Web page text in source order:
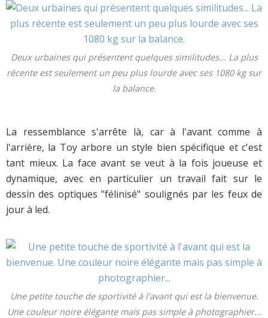
Deux urbaines qui présentent quelques similitudes... La plus
récente est seulement un peu plus lourde avec ses 1080 kg sur
la balance.
La ressemblance s'arrête là, car à l'avant comme à
l'arrière, la Toy arbore un style bien spécifique et c'est
tant mieux. La face avant se veut à la fois joueuse et
dynamique, avec en particulier un travail fait sur le
dessin des optiques "félinisé" soulignés par les feux de
jour à led.
Une petite touche de sportivité à l'avant qui est la bienvenue.
Une couleur noire élégante mais pas simple à photographier...